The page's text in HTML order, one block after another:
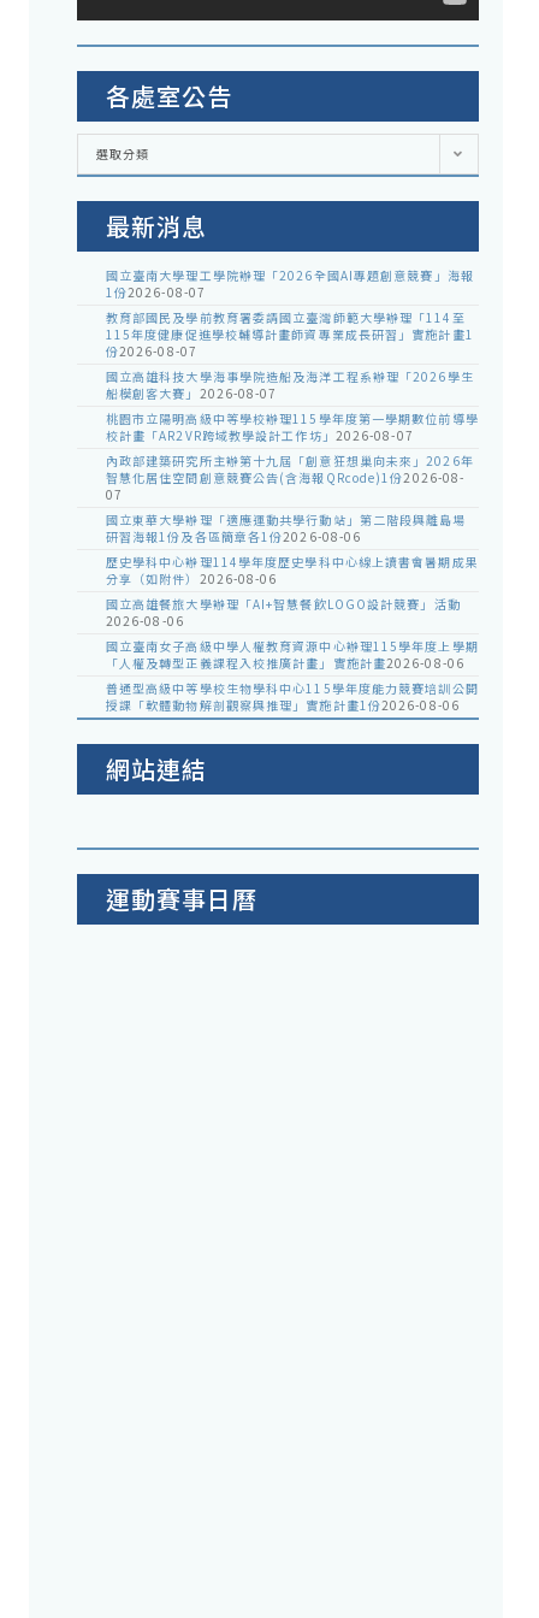
各處室公告
各
室
選取分類
最新消息
國立臺南大學理工學院辦理「2026全國AI專題創意競賽」海報
1份2026-08-07
教育部國民及學前教育署委請國立臺灣師範大學辦理「114至
115年度健康促進學校輔導計畫師資專業成長研習」實施計畫1
份2026-08-07
國立高雄科技大學海事學院造船及海洋工程系辦理「2026學生
船模創客大賽」 2026-08-07
桃園市立陽明高級中等學校辦理115學年度第一學期數位前導學
校計畫「AR2VR跨域教學設計工作坊」 2026-08-07
內政部建築研究所主辦第十九屆「創意狂想巢向未來」2026年
智慧化居住空間創意競賽公告(含海報QRcode)1份2026-08-
07
國立東華大學辦理「適應運動共學行動站」第二階段與離島場
研習海報1份及各區簡章各1份2026-08-06
歷史學科中心辦理114學年度歷史學科中心線上讀書會暑期成果
分享（如附件） 2026-08-06
國立高雄餐旅大學辦理「AI+智慧餐飲LOGO設計競賽」活動
2026-08-06
國立臺南女子高級中學人權教育資源中心辦理115學年度上學期
「人權及轉型正義課程入校推廣計畫」實施計畫2026-08-06
普通型高級中等學校生物學科中心115學年度能力競賽培訓公開
授課「軟體動物解剖觀察與推理」實施計畫1份2026-08-06
網站連結
運動賽事日曆